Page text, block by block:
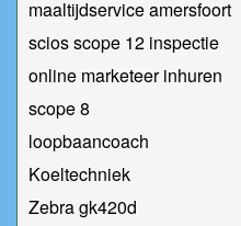
maaltijdservice amersfoort
scios scope 12 inspectie
online marketeer inhuren
scope 8
loopbaancoach
Koeltechniek
Zebra gk420d